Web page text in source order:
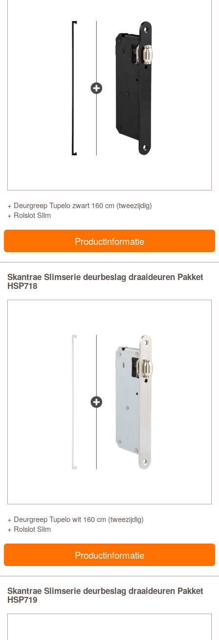
+ Deurgreep Tupelo zwart 160 cm (tweezijdig)
+ Rolslot Slim
Productinformatie
Skantrae Slimserie deurbeslag draaideuren Pakket
HSP718
+ Deurgreep Tupelo wit 160 cm (tweezijdig)
+ Rolslot Slim
Productinformatie
Skantrae Slimserie deurbeslag draaideuren Pakket
HSP719